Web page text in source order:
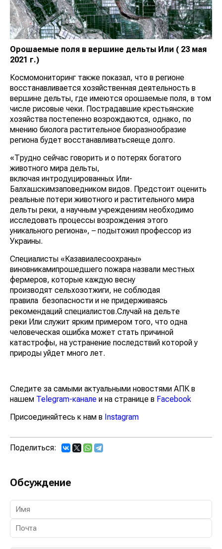
Орошаемые поля в вершине дельты Или ( 23 мая
2021 г.)
Космомониторинг также показал, что в регионе
восстанавливается хозяйственная деятельность в
вершине дельты, где имеются орошаемые поля, в том
числе рисовые чеки. Пострадавшие крестьянские
хозяйства постепенно возрождаются, однако, по
мнению биолога растительное биоразнообразие
региона будет восстанавливатьсяеще долго.
«Трудно сейчас говорить и о потерях богатого
животного мира дельты,
включая интродуцированных Или-
Балхашскимзаповедником видов. Предстоит оценить
реальные потери животного и растительного мира
дельты реки, а научным учреждениям необходимо
исследовать процессы возрождения этого
уникального региона», – подытожил профессор из
Украины.
Специалисты «Казавиалесоохраны»
виновникамипрошедшего пожара назвали местных
фермеров, которые каждую весну
производят сельхозотжиги, не соблюдая
правила безопасности и не придерживаясь
рекомендаций специалистов.Случай на дельте
реки Или служит ярким примером того, что одна
человеческая ошибка может стать причиной
катастрофы, на устранение последствий которой у
природы уйдет много лет.
Следите за самыми актуальными новостями АПК в
нашем Telegram-канале и на странице в Facebook
Присоединяйтесь к нам в Instagram
Поделиться:
Обсуждение